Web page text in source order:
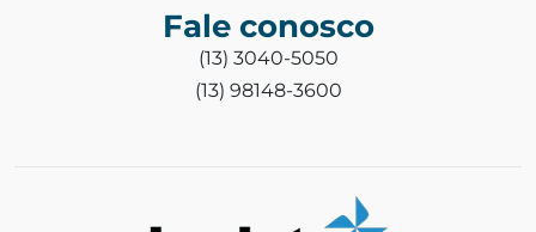
Fale conosco
(13) 3040-5050
(13) 98148-3600